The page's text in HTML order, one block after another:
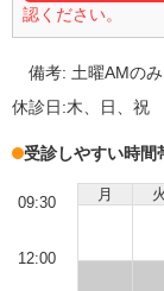
認ください。
備考: 土曜AMのみ
休診日:木、日、祝
受診しやすい時間
月 火
09:30
12:00